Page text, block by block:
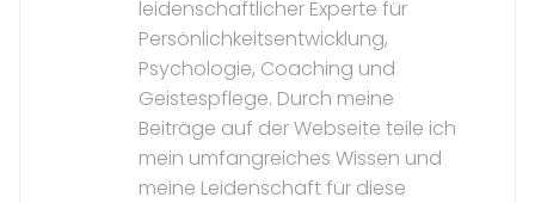
leidenschaftlicher Experte für
Persönlichkeitsentwicklung,
Psychologie, Coaching und
Geistespflege. Durch meine
Beiträge auf der Webseite teile ich
mein umfangreiches Wissen und
meine Leidenschaft für diese